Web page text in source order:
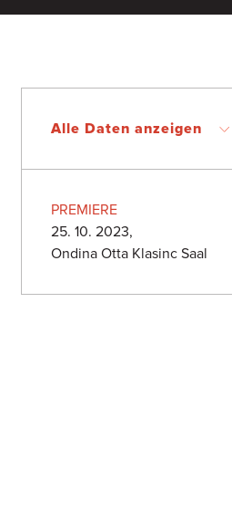
Alle Daten anzeigen
PREMIERE
25. 10. 2023,
Ondina Otta Klasinc Saal